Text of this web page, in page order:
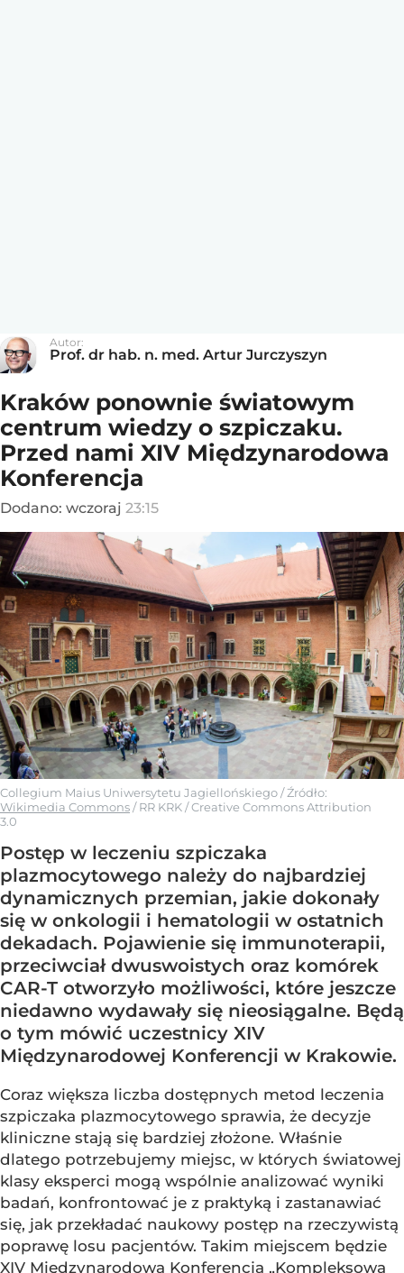
Autor:
Prof. dr hab. n. med. Artur Jurczyszyn
Kraków ponownie światowym
centrum wiedzy o szpiczaku.
Przed nami XIV Międzynarodowa
Konferencja
Dodano: wczoraj 23:15
Collegium Maius Uniwersytetu Jagiellońskiego/ Źródło:
Wikimedia Commons/RR KRK / Creative Commons Attribution
3.0
Postęp w leczeniu szpiczaka
plazmocytowego należy do najbardziej
dynamicznych przemian, jakie dokonały
się w onkologii i hematologii w ostatnich
dekadach. Pojawienie się immunoterapii,
przeciwciał dwuswoistych oraz komórek
CAR-T otworzyło możliwości, które jeszcze
niedawno wydawały się nieosiągalne. Będą
o tym mówić uczestnicy XIV
Międzynarodowej Konferencji w Krakowie.
Coraz większa liczba dostępnych metod leczenia
szpiczaka plazmocytowego sprawia, że decyzje
kliniczne stają się bardziej złożone. Właśnie
dlatego potrzebujemy miejsc, w których światowej
klasy eksperci mogą wspólnie analizować wyniki
badań, konfrontować je z praktyką i zastanawiać
się, jak przekładać naukowy postęp na rzeczywistą
poprawę losu pacjentów. Takim miejscem będzie
XIV Międzynarodowa Konferencja „Kompleksowa